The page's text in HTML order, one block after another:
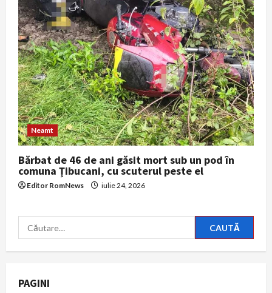
Neamt
Bărbat de 46 de ani găsit mort sub un pod în
comuna Țibucani, cu scuterul peste el
Editor RomNews iulie 24, 2026
Caută
după:
PAGINI